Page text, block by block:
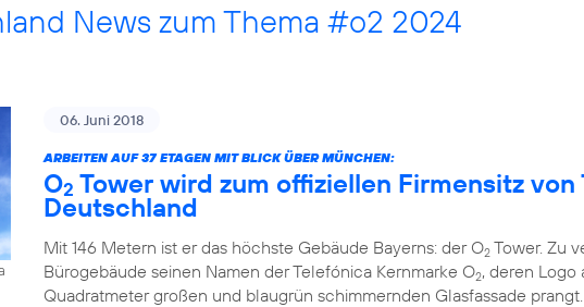
News zum Thema #o2 2024
06. Juni 2018
ARBEITEN AUF 37 ETAGEN MIT BLICK ÜBER MÜNCHEN:
O2 Tower wird zum offiziellen Firmensitz von
Deutschland
Mit 146 Metern ist er das höchste Gebäude Bayerns: der O2 Tower. Zu
Bürogebäude seinen Namen der Telefónica Kernmarke O2, deren
Quadratmeter großen und blaugrün schimmernden Glasfassade